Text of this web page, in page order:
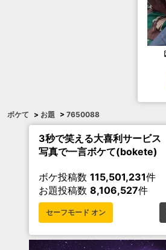
ボケて > お題 > 7650088
3秒で笑える大喜利サービス
写真で一言ボケて(bokete)
ボケ投稿数 115,501,231件
お題投稿数 8,106,527件
セーフモード オン